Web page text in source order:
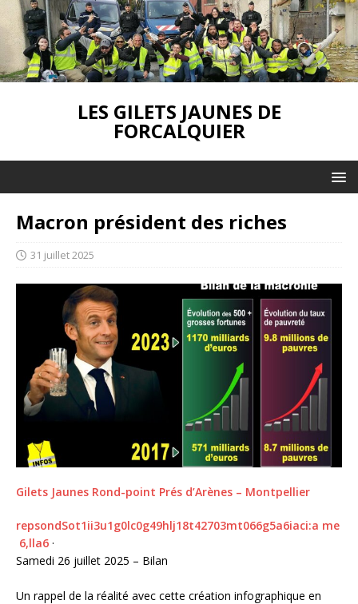
LES GILETS JAUNES DE
FORCALQUIER
Macron président des riches
31 juillet 2025
Gilets Jaunes Rond-point Prés d’Arènes – Montpellier
repsondSot1ii3u1g0lc0g49hlj18t42703mt066g5a6iaci:a me
6,lla6 ·
Samedi 26 juillet 2025 – Bilan
Un rappel de la réalité avec cette création infographique en